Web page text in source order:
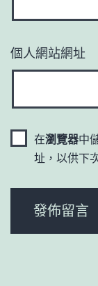
個人網站網址
在瀏覽器中
址，以供下